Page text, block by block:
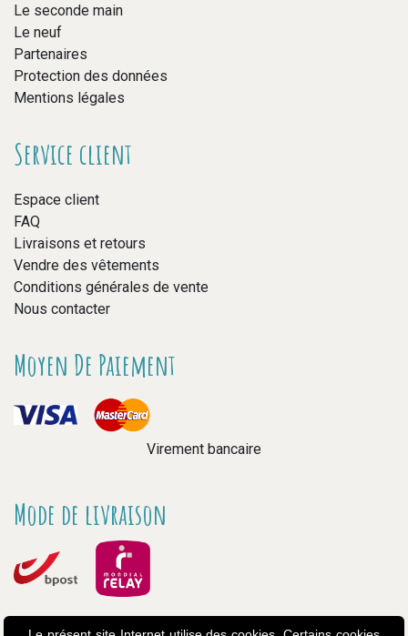
Le seconde main
Le neuf
Partenaires
Protection des données
Mentions légales
Service client
Espace client
FAQ
Livraisons et retours
Vendre des vêtements
Conditions générales de vente
Nous contacter
Moyen De Paiement
Virement bancaire
Mode de livraison